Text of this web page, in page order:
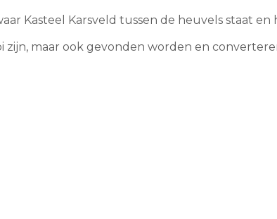
Kasteel Karsveld tussen de heuvels staat en
zijn, maar ook gevonden worden en